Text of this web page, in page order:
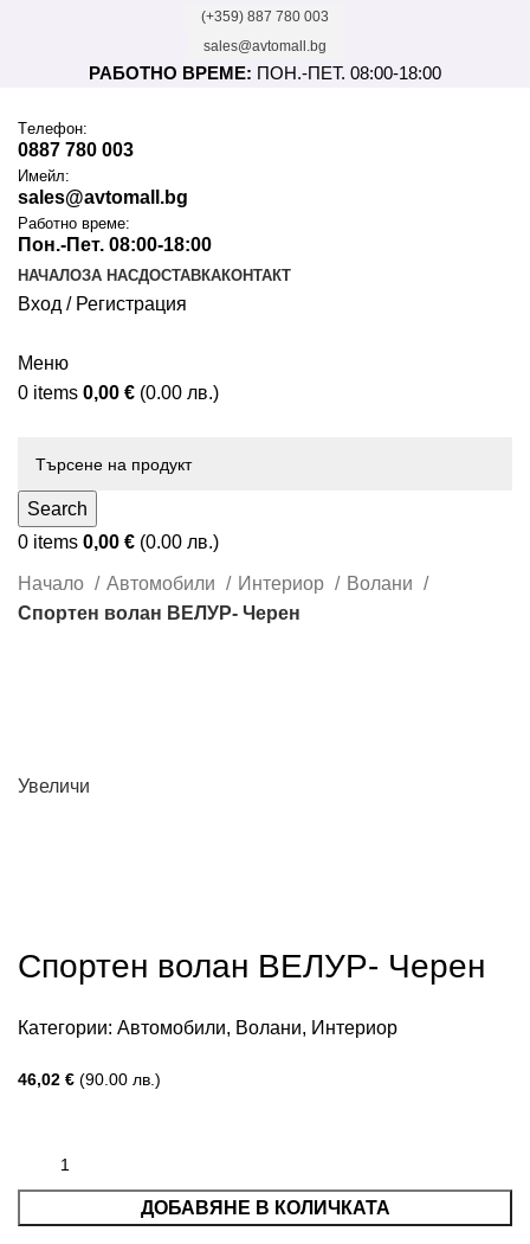
(+359) 887 780 003
sales@avtomall.bg
РАБОТНО ВРЕМЕ: ПОН.-ПЕТ. 08:00-18:00
Tелефон:
0887 780 003
Имейл:
sales@avtomall.bg
Работно време:
Пон.-Пет. 08:00-18:00
НАЧАЛОЗА НАСДОСТАВКАКОНТАКТ
Вход / Регистрация
Меню
0 items 0,00 € (0.00 лв.)
Search
0 items 0,00 € (0.00 лв.)
Начало Автомобили Интериор
Волани
Спортен волан ВЕЛУР- Черен
Увеличи
Спортен волан ВЕЛУР- Черен
Категории: Автомобили, Волани, Интериор
46,02 € (90.00 лв.)
ДОБАВЯНЕ В КОЛИЧКАТА